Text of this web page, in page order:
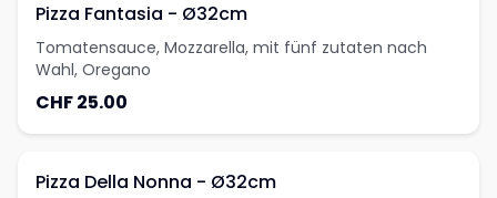
Pizza Fantasia - Ø32cm
Tomatensauce, Mozzarella, mit fünf zutaten nach
Wahl, Oregano
CHF 25.00
Pizza Della Nonna - Ø32cm